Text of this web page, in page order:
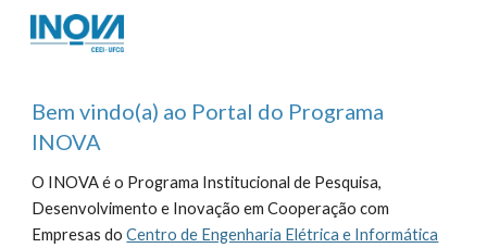
Skip to main content
Bem vindo(a) ao Portal do Programa
INOVA
O INOVA é o Programa Institucional de Pesquisa,
Desenvolvimento e Inovação em Cooperação com
Empresas do Centro de Engenharia Elétrica e Informática